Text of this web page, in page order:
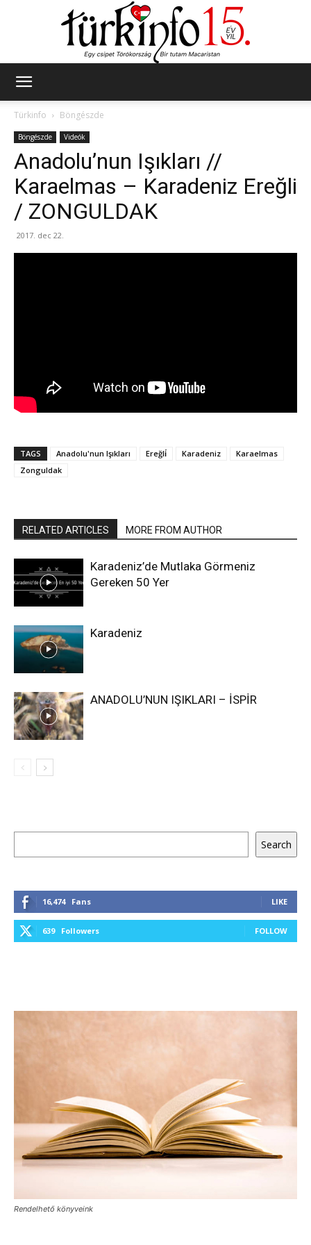
Türkinfo
Böngészde
Böngészde Videók
Anadolu’nun Işıkları //
Karaelmas – Karadeniz Ereğli
/ ZONGULDAK
2017. dec 22.
TAGS Anadolu'nun Işıkları Ereğli̇ Karadeniz
Karaelmas
Zonguldak
RELATED ARTICLES MORE FROM AUTHOR
Karadeniz’de Mutlaka Görmeniz
Gereken 50 Yer
Karadeniz
ANADOLU’NUN IŞIKLARI – İSPİR
Search
16,474 Fans LIKE
639 Followers FOLLOW
Rendelhető könyveink